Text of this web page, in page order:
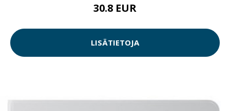
30.8 EUR
LISÄTIETOJA